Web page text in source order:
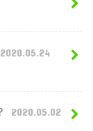
2020.05.24
2020.05.02